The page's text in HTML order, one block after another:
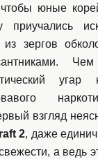
чтобы юные
приучались
из зергов
угар
взгляд
2, даже
а ведь